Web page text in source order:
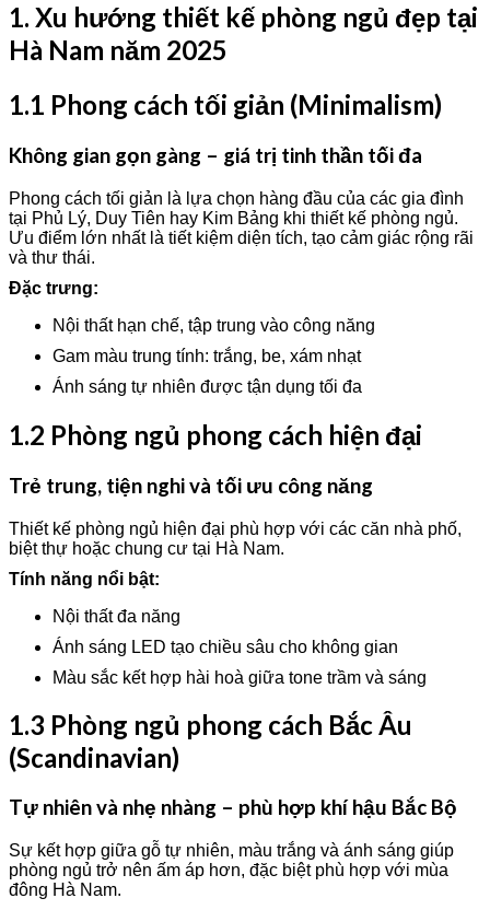
1. Xu hướng thiết kế phòng ngủ đẹp tại
Hà Nam năm 2025
1.1 Phong cách tối giản (Minimalism)
Không gian gọn gàng – giá trị tinh thần tối đa
Phong cách tối giản là lựa chọn hàng đầu của các gia đình
tại Phủ Lý, Duy Tiên hay Kim Bảng khi thiết kế phòng ngủ.
Ưu điểm lớn nhất là tiết kiệm diện tích, tạo cảm giác rộng rãi
và thư thái.
Đặc trưng:
Nội thất hạn chế, tập trung vào công năng
Gam màu trung tính: trắng, be, xám nhạt
Ánh sáng tự nhiên được tận dụng tối đa
1.2 Phòng ngủ phong cách hiện đại
Trẻ trung, tiện nghi và tối ưu công năng
Thiết kế phòng ngủ hiện đại phù hợp với các căn nhà phố,
biệt thự hoặc chung cư tại Hà Nam.
Tính năng nổi bật:
Nội thất đa năng
Ánh sáng LED tạo chiều sâu cho không gian
Màu sắc kết hợp hài hoà giữa tone trầm và sáng
1.3 Phòng ngủ phong cách Bắc Âu
(Scandinavian)
Tự nhiên và nhẹ nhàng – phù hợp khí hậu Bắc Bộ
Sự kết hợp giữa gỗ tự nhiên, màu trắng và ánh sáng giúp
phòng ngủ trở nên ấm áp hơn, đặc biệt phù hợp với mùa
đông Hà Nam.